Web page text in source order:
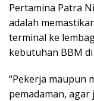
Pertamina Patra
adalah
terminal ke
kebutuhan BBM
“Pekerja maupun
pemadaman,